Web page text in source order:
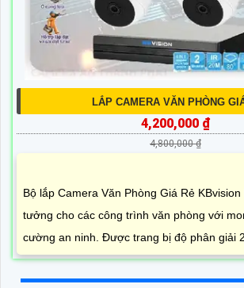
LẮP CAMERA VĂN PHÒNG
4,200,000 ₫
4,800,000 ₫
Bộ lắp Camera Văn Phòng Giá Rẻ
tưởng cho các công trình văn phòng với
cường an ninh. Được trang bị độ phân giải 2